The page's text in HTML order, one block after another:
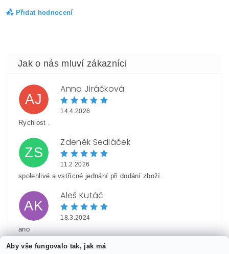
Přidat hodnocení
Vložením hodnocení souhlasíte spodmínkami ochrany
osobních údajů
AJ
Anna Jiráčková
14.4.2026
Rychlost .
ZS
Zdeněk Sedláček
11.2.2026
spolehlivé a vstřícné jednání při dodání zboží.
AK
Aleš Kutáč
18.3.2024
ano
Hynek Kukačka
Aby vše fungovalo tak, jak má